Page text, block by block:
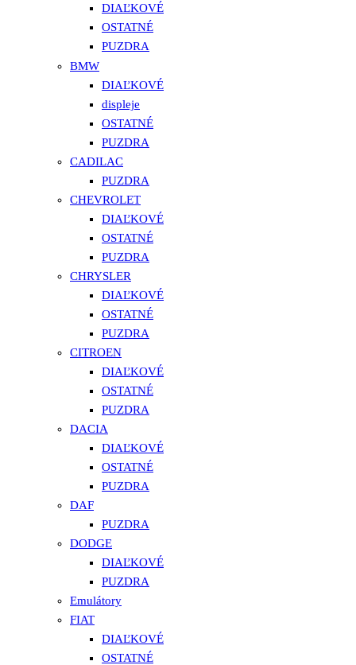
DIAĽKOVÉ
OSTATNÉ
PUZDRA
BMW
DIAĽKOVÉ
displeje
OSTATNÉ
PUZDRA
CADILAC
PUZDRA
CHEVROLET
DIAĽKOVÉ
OSTATNÉ
PUZDRA
CHRYSLER
DIAĽKOVÉ
OSTATNÉ
PUZDRA
CITROEN
DIAĽKOVÉ
OSTATNÉ
PUZDRA
DACIA
DIAĽKOVÉ
OSTATNÉ
PUZDRA
DAF
PUZDRA
DODGE
DIAĽKOVÉ
PUZDRA
Emulátory
FIAT
DIAĽKOVÉ
OSTATNÉ